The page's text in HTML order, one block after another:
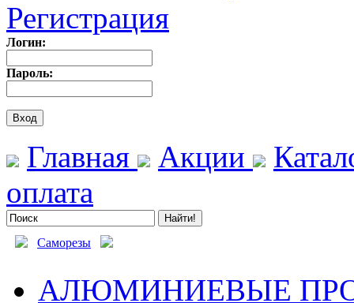
Регистрация
Логин:
Пароль:
Главная Акции
оплата
Саморезы
АЛЮМИНИЕВЫЕ